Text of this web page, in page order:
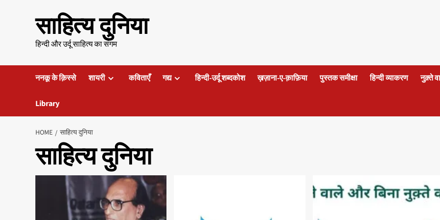
साहित्य दुनिया
हिन्दी और उर्दू साहित्य का संगम
ननकू के क़िस्से शायरी कविताएँ गद्य हिन्दी-उर्दू शब्दकोश ख़ज़ाना-ए-क़ाफ़िया पुस्तक समीक्षा हिन्दी व्याकरण नुक़्ते
Library
HOME साहित्य दुनिया
साहित्य दुनिया